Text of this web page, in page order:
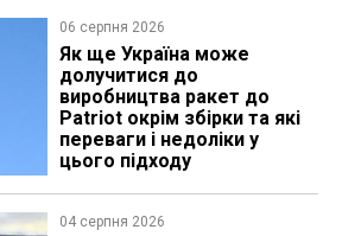
06 серпня 2026
Як ще Україна може
долучитися до
виробництва ракет до
Patriot окрім збірки та які
переваги і недоліки у
цього підходу
04 серпня 2026